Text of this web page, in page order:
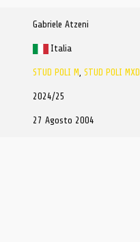
Gabriele Atzeni
Italia
STUD POLI M, STUD POLI MXD
2024/25
27 Agosto 2004